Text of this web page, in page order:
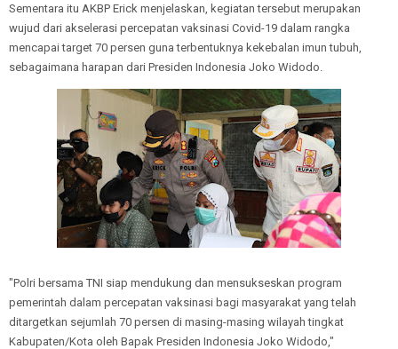
Sementara itu AKBP Erick menjelaskan, kegiatan tersebut merupakan
wujud dari akselerasi percepatan vaksinasi Covid-19 dalam rangka
mencapai target 70 persen guna terbentuknya kekebalan imun tubuh,
sebagaimana harapan dari Presiden Indonesia Joko Widodo.
"Polri bersama TNI siap mendukung dan mensukseskan program
pemerintah dalam percepatan vaksinasi bagi masyarakat yang telah
ditargetkan sejumlah 70 persen di masing-masing wilayah tingkat
Kabupaten/Kota oleh Bapak Presiden Indonesia Joko Widodo,"